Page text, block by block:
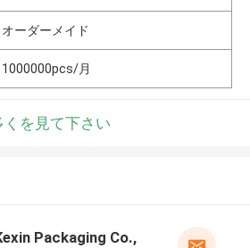
オーダーメイド
1000000pcs/月
くを見て下さい
Packaging Co.,